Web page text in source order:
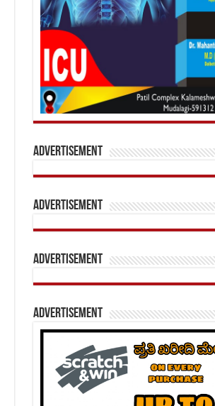
Advertisement
Advertisement
Advertisement
Advertisement